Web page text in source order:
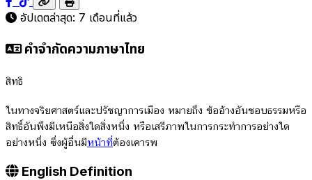
อัปเดตล่าสุด: 7 เดือนที่แล้ว
คำจำกัดความภาษาไทย
สิทธิ
ในทางจริยศาสตร์และปรัชญาการเมือง หมายถึง ข้ออ้างอันชอบธรรมหรือ
สิทธิ์อันพึงมีเหนือสิ่งใดสิ่งหนึ่ง หรือเสรีภาพในการกระทำการอย่างใด
อย่างหนึ่ง ซึ่งผู้อื่นมีหน้าที่ต้องเคารพ
English Definition